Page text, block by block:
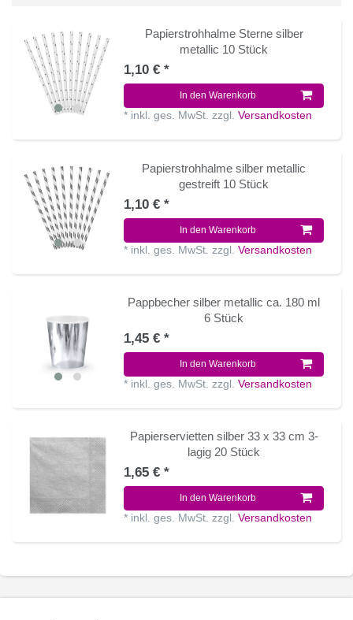
Papierstrohhalme Sterne silber
metallic 10 Stück
1,10 € *
In den Warenkorb
* inkl. ges. MwSt. zzgl.Versandkosten
Papierstrohhalme silber metallic
gestreift 10 Stück
1,10 € *
In den Warenkorb
* inkl. ges. MwSt. zzgl.Versandkosten
Pappbecher silber metallic ca. 180 ml
6 Stück
1,45 € *
In den Warenkorb
* inkl. ges. MwSt. zzgl.Versandkosten
Papierservietten silber 33 x 33 cm 3-
lagig 20 Stück
1,65 € *
In den Warenkorb
* inkl. ges. MwSt. zzgl.Versandkosten